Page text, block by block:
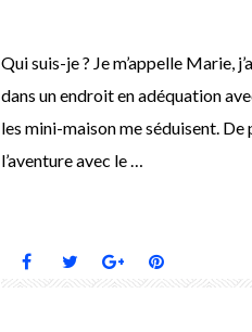
Qui suis-je ? Je m’appelle Marie,
dans un endroit en adéquation
les mini-maison me séduisent. De
l’aventure avec le …